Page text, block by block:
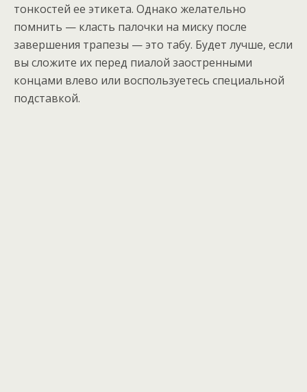
тонкостей ее этикета. Однако желательно
помнить — класть палочки на миску после
завершения трапезы — это табу. Будет лучше, если
вы сложите их перед пиалой заостренными
концами влево или воспользуетесь специальной
подставкой.